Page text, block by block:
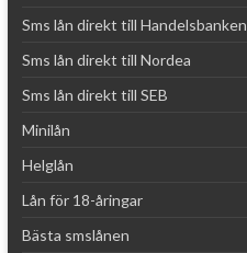
Sms lån direkt till Handelsbanken
Sms lån direkt till Nordea
Sms lån direkt till SEB
Minilån
Helglån
Lån för 18-åringar
Bästa smslånen